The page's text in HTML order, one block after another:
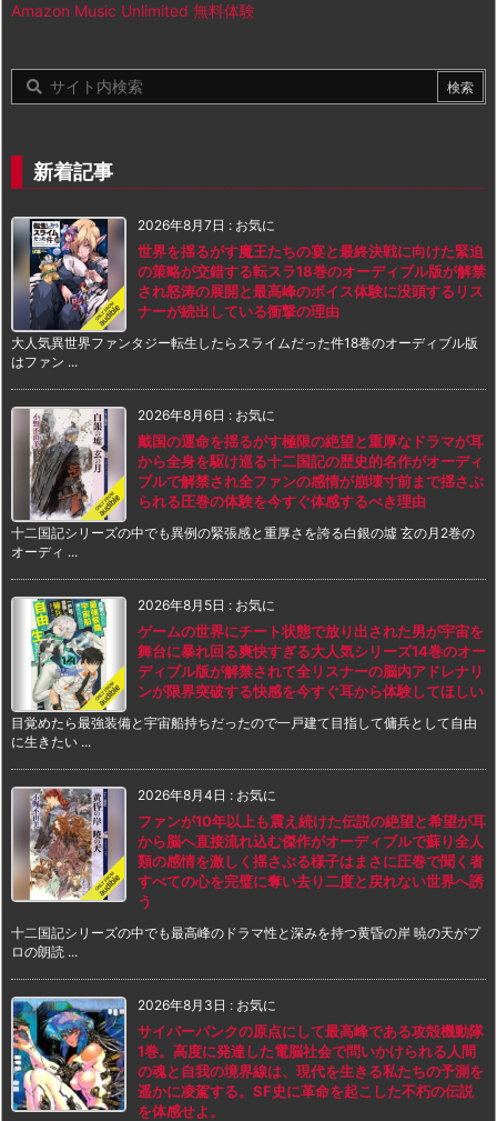
Amazon Music Unlimited 無料体験
新着記事
2026年8月7日 : お気に
世界を揺るがす魔王たちの宴と最終決戦に向けた緊迫
の策略が交錯する転スラ18巻のオーディブル版が解禁
され怒涛の展開と最高峰のボイス体験に没頭するリス
ナーが続出している衝撃の理由
大人気異世界ファンタジー転生したらスライムだった件18巻のオーディブル版
はファン ...
2026年8月6日 : お気に
戴国の運命を揺るがす極限の絶望と重厚なドラマが耳
から全身を駆け巡る十二国記の歴史的名作がオーディ
ブルで解禁され全ファンの感情が崩壊寸前まで揺さぶ
られる圧巻の体験を今すぐ体感するべき理由
十二国記シリーズの中でも異例の緊張感と重厚さを誇る白銀の墟 玄の月2巻の
オーディ ...
2026年8月5日 : お気に
ゲームの世界にチート状態で放り出された男が宇宙を
舞台に暴れ回る爽快すぎる大人気シリーズ14巻のオー
ディブル版が解禁されて全リスナーの脳内アドレナリ
ンが限界突破する快感を今すぐ耳から体験してほしい
目覚めたら最強装備と宇宙船持ちだったので一戸建て目指して傭兵として自由
に生きたい ...
2026年8月4日 : お気に
ファンが10年以上も震え続けた伝説の絶望と希望が耳
から脳へ直接流れ込む傑作がオーディブルで蘇り全人
類の感情を激しく揺さぶる様子はまさに圧巻で聞く者
すべての心を完璧に奪い去り二度と戻れない世界へ誘
う
十二国記シリーズの中でも最高峰のドラマ性と深みを持つ黄昏の岸 暁の天がプ
ロの朗読 ...
2026年8月3日 : お気に
サイバーパンクの原点にして最高峰である攻殻機動隊
1巻。高度に発達した電脳社会で問いかけられる人間
の魂と自我の境界線は、現代を生きる私たちの予測を
遥かに凌駕する。SF史に革命を起こした不朽の伝説
を体感せよ。